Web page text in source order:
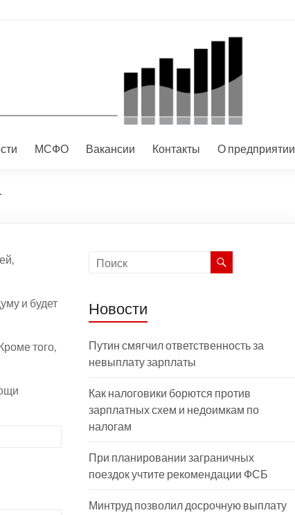
МСФО Вакансии Контакты О предприятии
и будет
того,
Новости
Путин смягчил ответственность за
невыплату зарплаты
Как налоговики борются против
зарплатных схем и недоимкам по
налогам
При планировании заграничных
поездок учтите рекомендации ФСБ
Минтруд позволил досрочную выплату